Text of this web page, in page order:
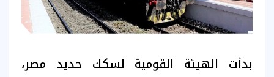
بدأت الهيئة القومية لسكك حديد مصر،